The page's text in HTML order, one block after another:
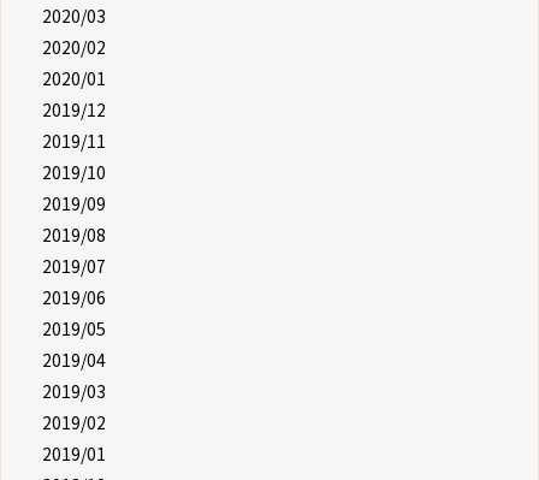
2020/03
2020/02
2020/01
2019/12
2019/11
2019/10
2019/09
2019/08
2019/07
2019/06
2019/05
2019/04
2019/03
2019/02
2019/01